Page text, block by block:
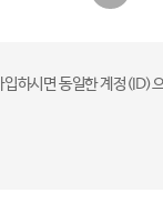
하시면 동일한 계정(ID)